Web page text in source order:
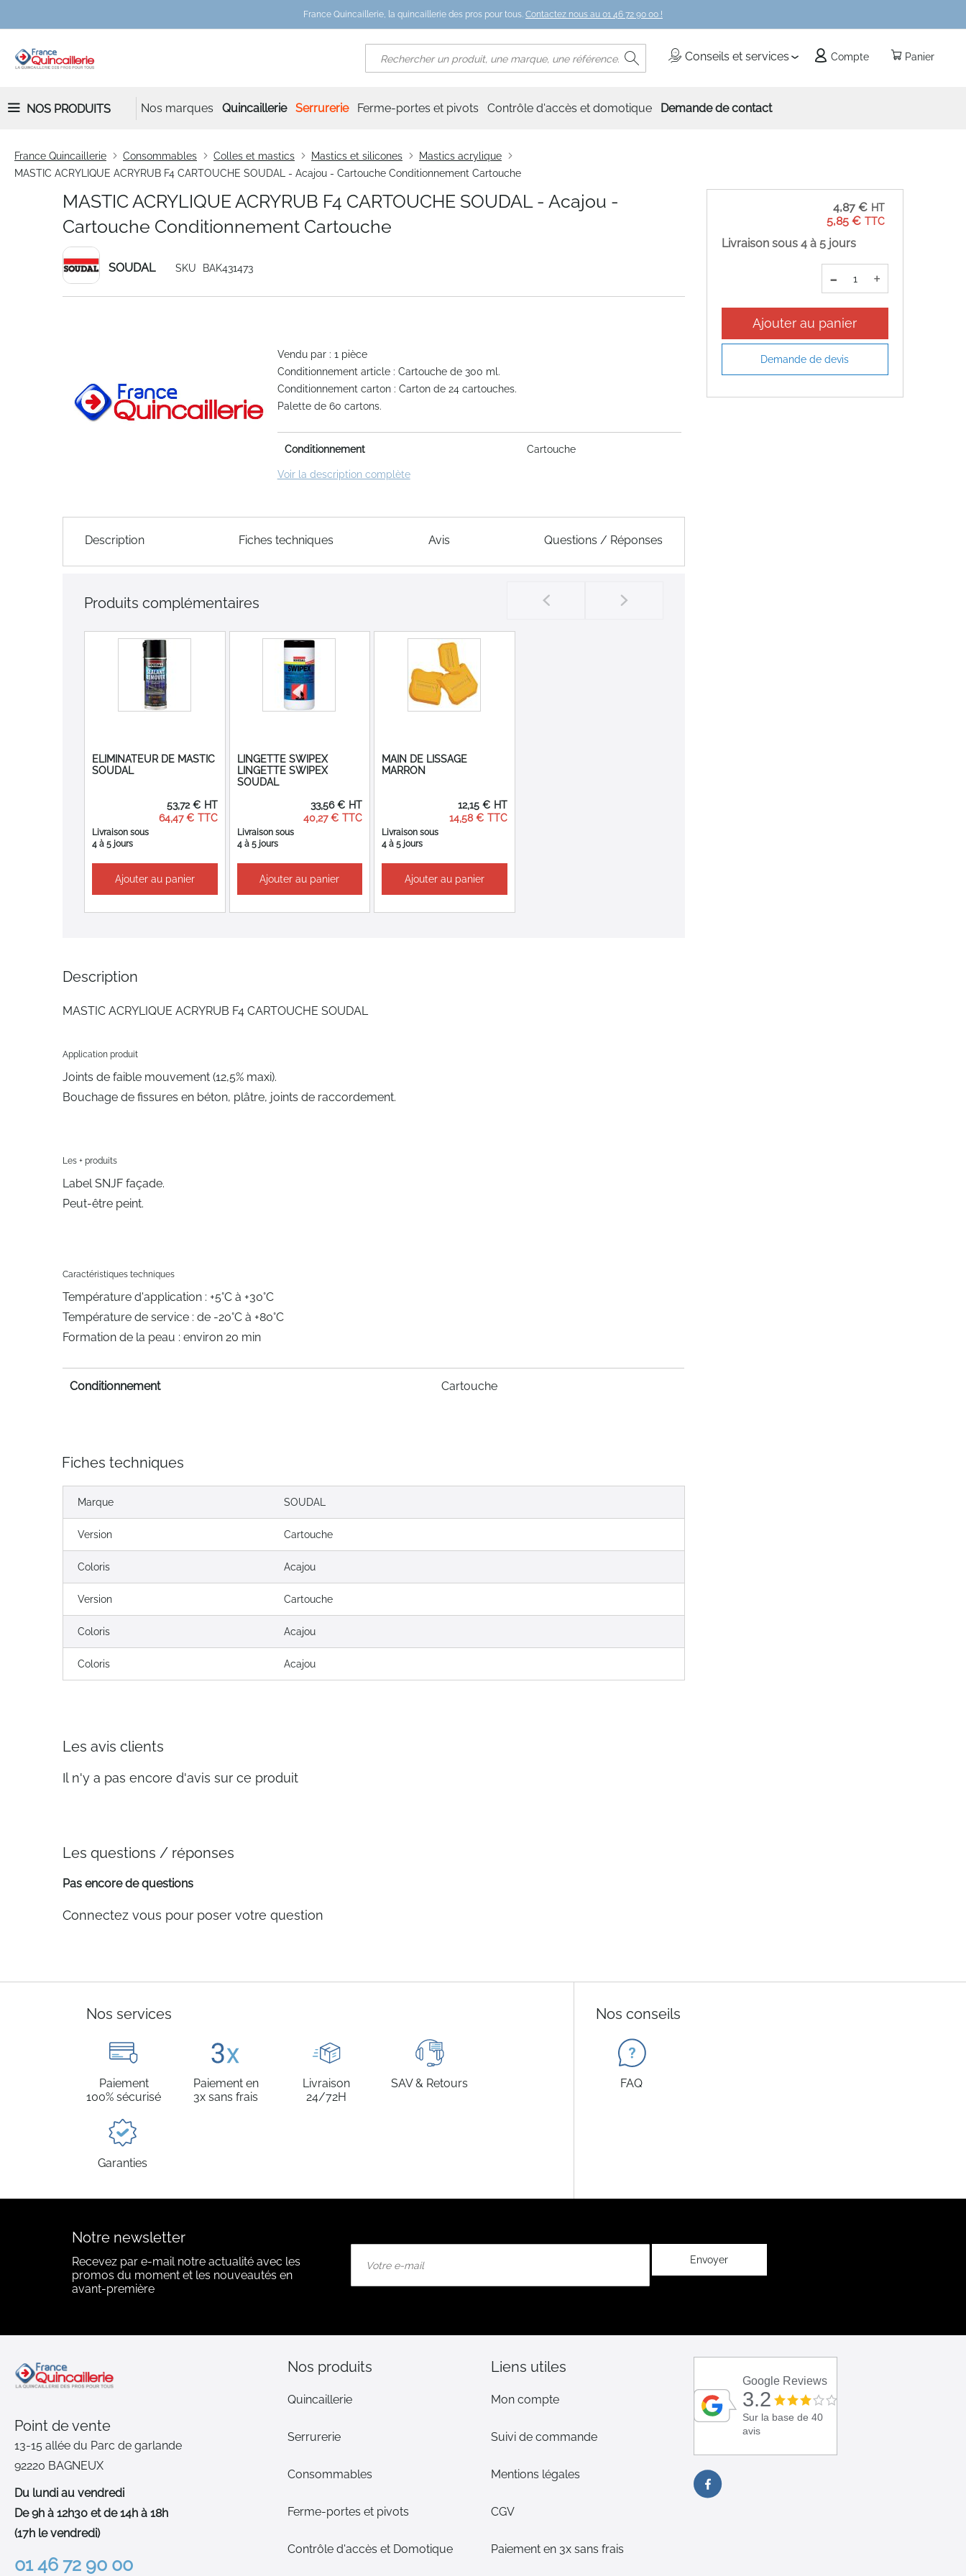
France Quincaillerie, la quincaillerie des pros pour tous. Contactez nous au 01 46 72 90 00 !
Panier
Conseils et services Compte
Rechercher
NOS PRODUITS Nos marques Quincaillerie Serrurerie Ferme-portes et pivots Contrôle d'accès et domotique Demande de contact
France Quincaillerie Consommables Colles et mastics Mastics et silicones
Mastics acrylique
MASTIC ACRYLIQUE ACRYRUB F4 CARTOUCHE SOUDAL - Acajou - Cartouche Conditionnement Cartouche
MASTIC ACRYLIQUE ACRYRUB F4 CARTOUCHE SOUDAL - Acajou -
Cartouche Conditionnement Cartouche
SOUDAL SKU BAK431473
the
images
gallery
gallery
Vendu par : 1 pièce
Conditionnement article : Cartouche de 300 ml.
Conditionnement carton : Carton de 24 cartouches.
Palette de 60 cartons.
Conditionnement Cartouche
Voir la description complète
Description Fiches techniques Avis Questions / Réponses
Description
MASTIC ACRYLIQUE ACRYRUB F4 CARTOUCHE SOUDAL
Application produit
Joints de faible mouvement (12,5% maxi).
Bouchage de fissures en béton, plâtre, joints de raccordement.
Les + produits
Label SNJF façade.
Peut-être peint.
Caractéristiques techniques
Température d'application : +5°C à +30°C
Température de service : de -20°C à +80°C
Formation de la peau : environ 20 min
Conditionnement Cartouche
Fiches techniques
Marque SOUDAL
Version Cartouche
Coloris Acajou
Version Cartouche
Coloris Acajou
Coloris Acajou
Les avis clients
Il n'y a pas encore d'avis sur ce produit
Les questions / réponses
Pas encore de questions
Connectez vous pour poser votre question
Produits complémentaires
ELIMINATEUR DE MASTIC
SOUDAL
Livraison sous
4 à 5 jours
64,47 €
53,72 €
Ajouter au panier
LINGETTE SWIPEX
LINGETTE SWIPEX
SOUDAL
Livraison sous
4 à 5 jours
40,27 €
33,56 €
Ajouter au panier
MAIN DE LISSAGE
MARRON
Livraison sous
4 à 5 jours
14,58 €
12,15 €
Ajouter au panier
5,85 €
4,87 €
Livraison sous 4 à 5 jours
- +
Ajouter au panier
Demande de devis
Nos services
Paiement
100% sécurisé
Paiement en
3x sans frais
Livraison
24/72H
SAV & Retours
Garanties
Nos conseils
FAQ
Notre newsletter
Recevez par e-mail notre actualité avec les
promos du moment et les nouveautés en
avant-première
notre
:
Envoyer
Point de vente
13-15 allée du Parc de garlande
92220 BAGNEUX
Du lundi au vendredi
De 9h à 12h30 et de 14h à 18h
(17h le vendredi)
01 46 72 90 00
Nos produits
Quincaillerie
Serrurerie
Consommables
Ferme-portes et pivots
Contrôle d'accès et Domotique
Liens utiles
Mon compte
Suivi de commande
Mentions légales
CGV
Paiement en 3x sans frais
Google Reviews
3.2
Sur la base de 40
avis